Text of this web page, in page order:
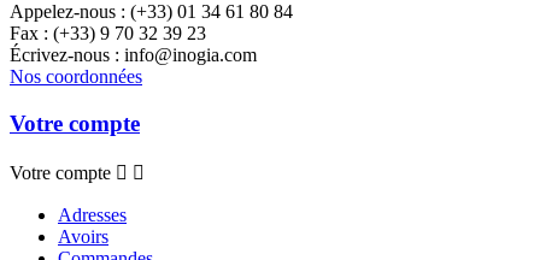
Appelez-nous : (+33) 01 34 61 80 84
Fax : (+33) 9 70 32 39 23
Écrivez-nous : info@inogia.com
Nos coordonnées
Votre compte
Votre compte  
Adresses
Avoirs